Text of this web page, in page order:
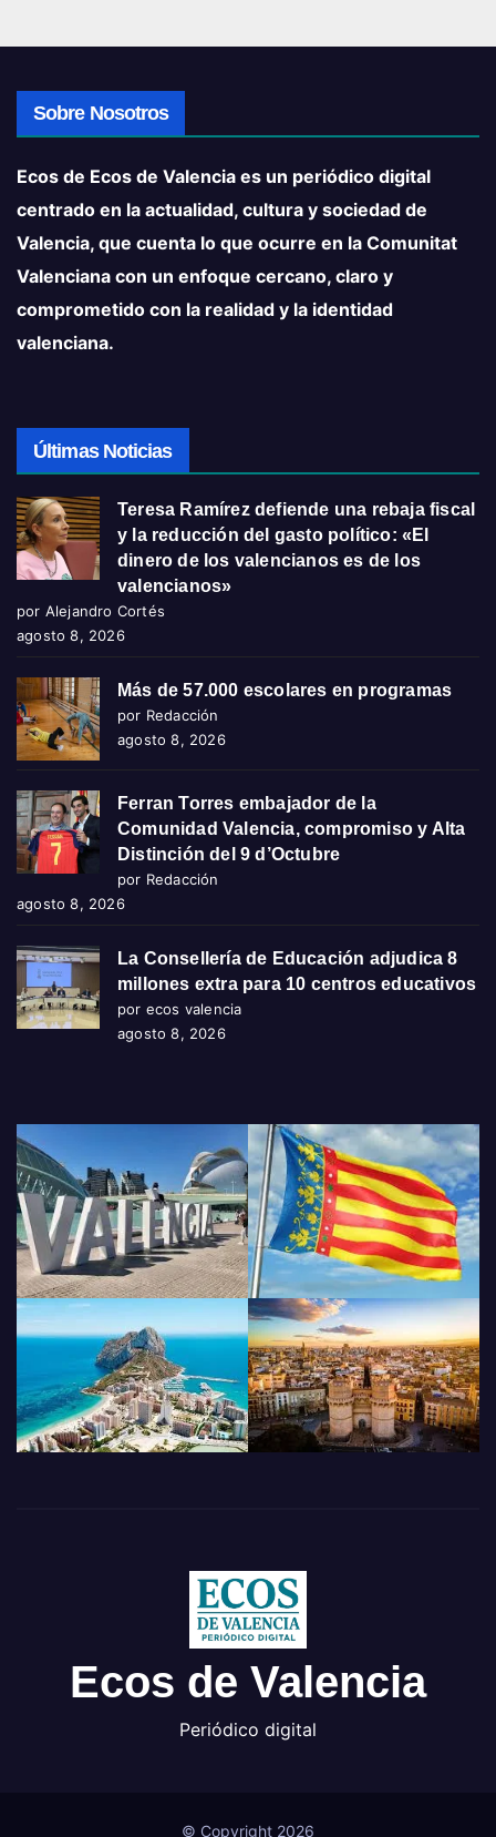
Sobre Nosotros
Ecos de Ecos de Valencia es un periódico digital
centrado en la actualidad, cultura y sociedad de
Valencia, que cuenta lo que ocurre en la Comunitat
Valenciana con un enfoque cercano, claro y
comprometido con la realidad y la identidad
valenciana.
Últimas Noticias
Teresa Ramírez defiende una rebaja fiscal
y la reducción del gasto político: «El
dinero de los valencianos es de los
valencianos»
por Alejandro Cortés
agosto 8, 2026
Más de 57.000 escolares en programas
por Redacción
agosto 8, 2026
Ferran Torres embajador de la
Comunidad Valencia, compromiso y Alta
Distinción del 9 d’Octubre
por Redacción
agosto 8, 2026
La Consellería de Educación adjudica 8
millones extra para 10 centros educativos
por ecos valencia
agosto 8, 2026
Ecos de Valencia
Periódico digital
© Copyright 2026